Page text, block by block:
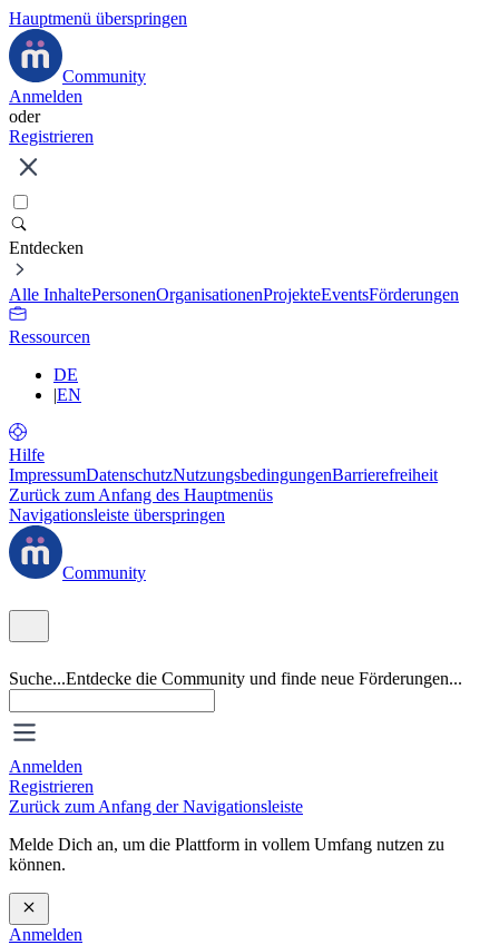
Hauptmenü überspringen
Community
Anmelden
oder
Registrieren
Entdecken
Alle InhaltePersonenOrganisationenProjekteEventsFörderungen
Ressourcen
DE
|EN
Hilfe
ImpressumDatenschutzNutzungsbedingungenBarrierefreiheit
Zurück zum Anfang des Hauptmenüs
Navigationsleiste überspringen
Community
Suche...Entdecke die Community und finde neue Förderungen...
Anmelden
Registrieren
Zurück zum Anfang der Navigationsleiste
Melde Dich an, um die Plattform in vollem Umfang nutzen zu
können.
Anmelden